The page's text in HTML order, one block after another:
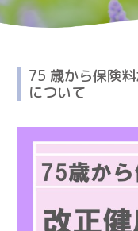
75 歳から保険
について